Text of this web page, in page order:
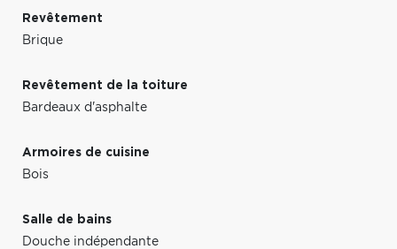
Revêtement
Brique
Revêtement de la toiture
Bardeaux d'asphalte
Armoires de cuisine
Bois
Salle de bains
Douche indépendante